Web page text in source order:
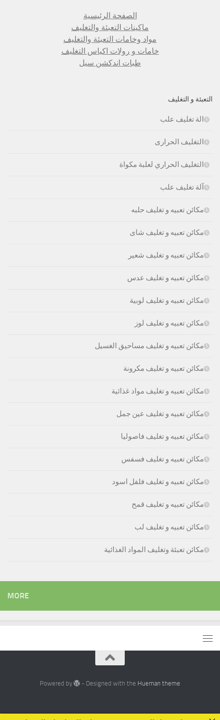
الصفحة الرئيسية
ماكينات التعبئة والتغليف
مواد وخامات التعبئة والتغليف
خامات و رولات اكياس التغليف
طبات اندكشن سيل
التعبئة و التغليف
الة تغليف علب
التغليف الحرارى
التغليف الحراري لعلبة مكواة
آلة تغليف علب
مكائن تعبيه و تغليف حلبه
مكائن تعبيه و تغليف شاى
مكائن تعبيه و تغليف شعير
مكائن تعبيه و تغليف عدس
مكائن تعبيه و تغليف لوبية
مكائن تعبيه و تغليف لوز
مكائن تعبيه و تغليف مساحيق الغسيل
مكائن تعبيه و تغليف مكرونة
مكائن تعبيه و تغليف مواد غذائية
مكائن تعبيه و تغليف عين جمل
مكائن تعبيه و تغليف فاصوليا
مكائن تعبيه و تغليف فسفس
مكائن تعبيه و تغليف فلفل اسود
مكائن تعبيه و تغليف قمح
مكائن تعبيه و تغليف لب
مكائن تعبئة وتغليف المواد الغذائية
MORE
Powered by - Designed with the Hueman theme